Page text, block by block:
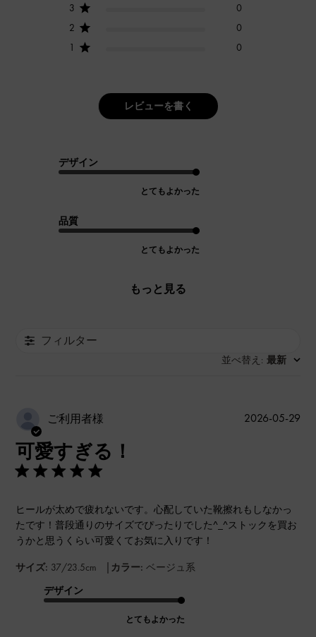
3
0
2
0
1
0
レビューを書く
デザイン
とてもよかった
品質
とてもよかった
もっと見る
フィルター
並べ替え : 最新
ご利用者様
可愛すぎる！
ヒールが太めで疲れないです。心配していた靴擦れもしなかっ
たです！普段通りのサイズでぴったりでした^_^ストックを買お
うかと思うくらい可愛くてお気に入りです！
サイズ: 37/23.5cm | カラー: ベージュ系
デザイン
とてもよかった
公
2026-05-29